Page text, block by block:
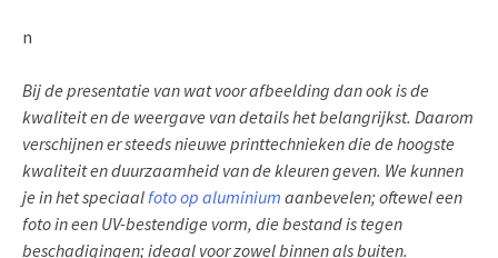
n
Bij de presentatie van wat voor afbeelding dan ook is de
kwaliteit en de weergave van details het belangrijkst. Daarom
verschijnen er steeds nieuwe printtechnieken die de hoogste
kwaliteit en duurzaamheid van de kleuren geven. We kunnen
je in het speciaalfoto op aluminium aanbevelen; oftewel een
foto in een UV-bestendige vorm, die bestand is tegen
beschadigingen; ideaal voor zowel binnen als buiten.